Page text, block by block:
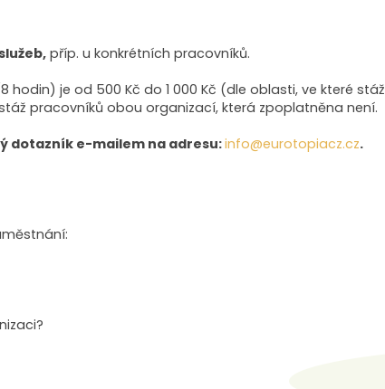
příp. u konkrétních pracovníků.
hodin) je od 500 Kč do 1 000 Kč (dle oblasti, ve které
pracovníků obou organizací, která zpoplatněna není.
dotazník e-mailem na adresu:info@eurotopiacz.cz.